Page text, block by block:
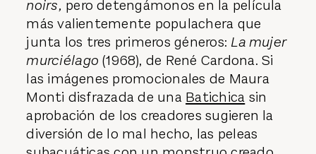
noirs, pero detengámonos en la película
más valientemente populachera que
junta los tres primeros géneros: La mujer
murciélago (1968), de René Cardona. Si
las imágenes promocionales de Maura
Monti disfrazada de una Batichica sin
aprobación de los creadores sugieren la
diversión de lo mal hecho, las peleas